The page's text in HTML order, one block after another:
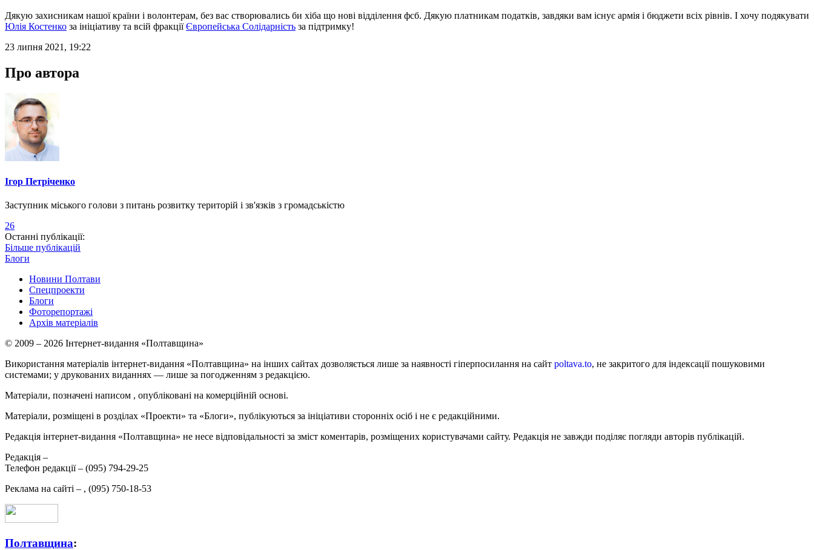
Дякую захисникам нашої країни і волонтерам, без вас створювались би хіба що нові відділення фсб. Дякую платникам податків, завдяки вам існує армія і бюджети всіх рівнів. І хочу подякувати
Юлія Костенко за ініціативу та всій фракціїЄвропейська Солідарність за підтримку!
23 липня 2021, 19:22
Про автора
Ігор Петріченко
Заступник міського голови з питань розвитку територій і зв'язків з громадськістю
26
Останні публікації:
Більше публікацій
Блоги
Новини Полтави
Спецпроекти
Блоги
Фоторепортажі
Архів матеріалів
© 2009 – 2026 Інтернет-видання «Полтавщина»
Використання матеріалів інтернет-видання «Полтавщина» на інших сайтах дозволяється лише за наявності гіперпосилання на сайт poltava.to, не закритого для індексації пошуковими
системами; у друкованих виданнях — лише за погодженням з редакцією.
Матеріали, позначені написом , опубліковані на комерційній основі.
Матеріали, розміщені в розділах «Проекти» та «Блоги», публікуються за ініціативи сторонніх осіб і не є редакційними.
Редакція інтернет-видання «Полтавщина» не несе відповідальності за зміст коментарів, розміщених користувачами сайту. Редакція не завжди поділяє погляди авторів публікацій.
Редакція –
Телефон редакції – (095) 794-29-25
Реклама на сайті – , (095) 750-18-53
Полтавщина: